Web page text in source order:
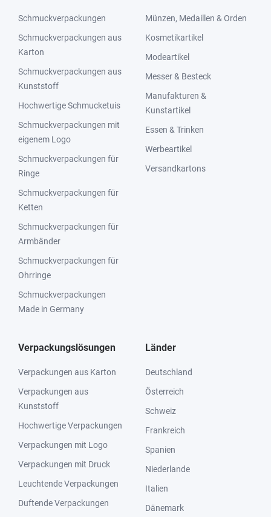
Schmuckverpackungen
Schmuckverpackungen aus
Karton
Schmuckverpackungen aus
Kunststoff
Hochwertige Schmucketuis
Schmuckverpackungen mit
eigenem Logo
Schmuckverpackungen für
Ringe
Schmuckverpackungen für
Ketten
Schmuckverpackungen für
Armbänder
Schmuckverpackungen für
Ohrringe
Schmuckverpackungen
Made in Germany
Münzen, Medaillen & Orden
Kosmetikartikel
Modeartikel
Messer & Besteck
Manufakturen &
Kunstartikel
Essen & Trinken
Werbeartikel
Versandkartons
Verpackungslösungen
Verpackungen aus Karton
Verpackungen aus
Kunststoff
Hochwertige Verpackungen
Verpackungen mit Logo
Verpackungen mit Druck
Leuchtende Verpackungen
Duftende Verpackungen
Länder
Deutschland
Österreich
Schweiz
Frankreich
Spanien
Niederlande
Italien
Dänemark